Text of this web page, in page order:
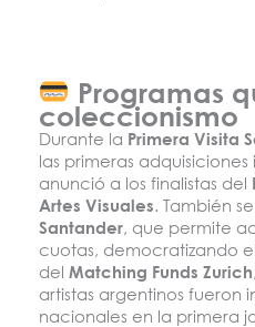
Programas
coleccionismo
Durante la Primera Visita
las primeras adquisiciones
anunció a los finalistas del
Artes Visuales . También
Santander, que permite
cuotas, democratizando
del Matching Funds Zurich
artistas argentinos fueron
nacionales en la primera